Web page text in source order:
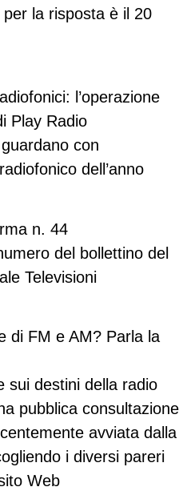
la risposta è il 20
l’operazione
Play Radio
con
dell’anno
n. 44
del bollettino del
Televisioni
di FM e AM? Parla la
sui destini della radio
pubblica consultazione
avviata dalla
i diversi pareri
Web